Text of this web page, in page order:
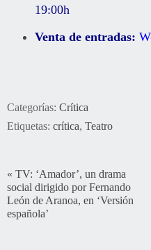
19:00h
Venta de entradas:
Categorías: Crítica
Etiquetas: crítica, Teatro
« TV: ‘Amador’, un drama
social dirigido por Fernando
León de Aranoa, en ‘Versión
española’